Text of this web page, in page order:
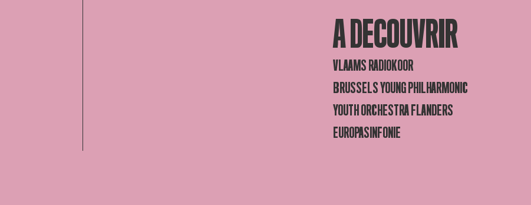
A DECOUVRIR
VLAAMS RADIOKOOR
BRUSSELS YOUNG PHILHARMONIC
YOUTH ORCHESTRA FLANDERS
EUROPASINFONIE